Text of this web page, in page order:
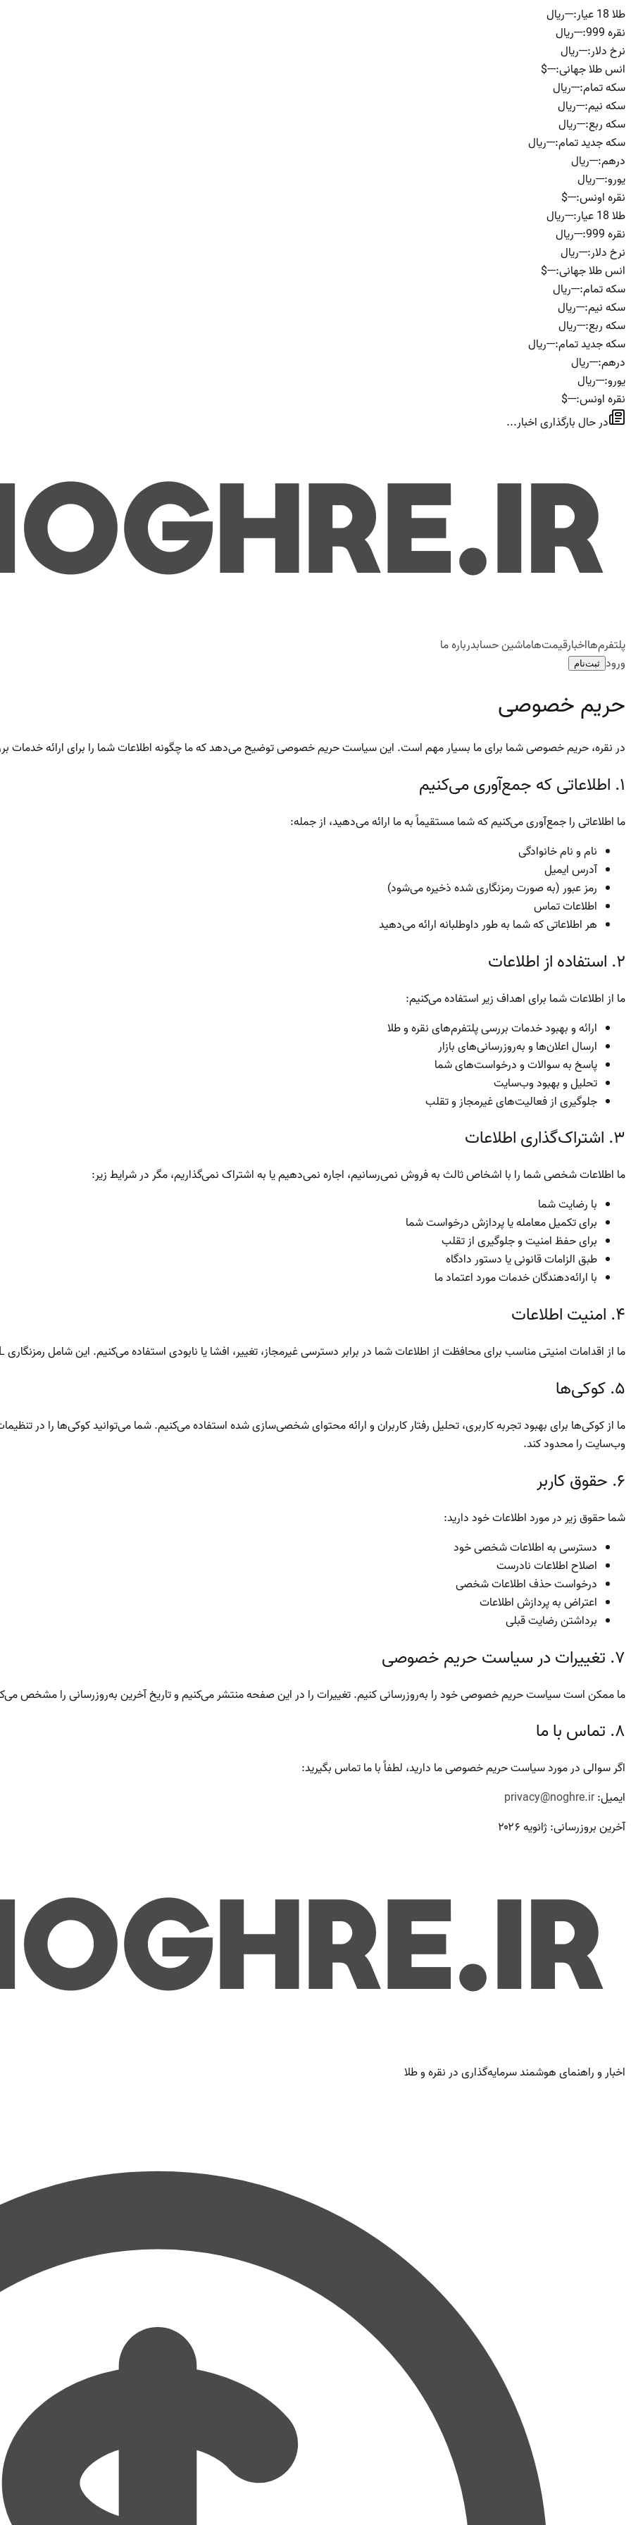
طلا 18 عیار :
---ریال
نقره 999
:
---ریال
نرخ دلار:
---ریال
انس طلا جهانی:
---
$
سکه تمام:
---ریال
سکه نیم:
---ریال
سکه ربع:
---ریال
سکه جدید تمام:
---ریال
درهم:
---ریال
یورو:
---ریال
نقره اونس:
---
$
طلا 18 عیار
:
---ریال
نقره 999
:
---ریال
نرخ دلار:
---ریال
انس طلا جهانی:
---
$
سکه تمام:
---ریال
سکه نیم:
---ریال
سکه ربع:
---ریال
سکه جدید تمام:
---ریال
درهم:
---ریال
یورو:
---ریال
نقره اونس:
---
$
در حال بارگذاری اخبار...
پلتفرم‌هااخبارقیمت‌هاماشین حسابدرباره ما
ورود ثبت‌نام
حریم خصوصی
در نقره، حریم خصوصی شما برای ما بسیار مهم است. این سیاست حریم خصوصی توضیح می‌دهد که ما چگونه اطلاعات شما را برای ارائه خدمات
۱. اطلاعاتی که جمع‌آوری می‌کنیم
ما اطلاعاتی را جمع‌آوری می‌کنیم که شما مستقیماً به ما ارائه می‌دهید، از جمله:
نام و نام خانوادگی
آدرس ایمیل
رمز عبور (به صورت رمزنگاری شده ذخیره می‌شود)
اطلاعات تماس
هر اطلاعاتی که شما به طور داوطلبانه ارائه می‌دهید
۲. استفاده از اطلاعات
ما از اطلاعات شما برای اهداف زیر استفاده می‌کنیم:
ارائه و بهبود خدمات بررسی پلتفرم‌های نقره و طلا
ارسال اعلان‌ها و به‌روزرسانی‌های بازار
پاسخ به سوالات و درخواست‌های شما
تحلیل و بهبود وب‌سایت
جلوگیری از فعالیت‌های غیرمجاز و تقلب
۳. اشتراک‌گذاری اطلاعات
ما اطلاعات شخصی شما را با اشخاص ثالث به فروش نمی‌رسانیم، اجاره نمی‌دهیم یا به اشتراک نمی‌گذاریم، مگر در شرایط زیر:
با رضایت شما
برای تکمیل معامله یا پردازش درخواست شما
برای حفظ امنیت و جلوگیری از تقلب
طبق الزامات قانونی یا دستور دادگاه
با ارائه‌دهندگان خدمات مورد اعتماد ما
۴. امنیت اطلاعات
ما از اقدامات امنیتی مناسب برای محافظت از اطلاعات شما در برابر دسترسی غیرمجاز، تغییر، افشا یا نابودی استفاده می‌کنیم. این شامل رمزنگاری SSL و سایر تکنولوژی‌های امنیتی است.
۵. کوکی‌ها
ما از کوکی‌ها برای بهبود تجربه کاربری، تحلیل رفتار کاربران و ارائه محتوای شخصی‌سازی شده استفاده می‌کنیم. شما می‌توانید کوکی‌ها را در
وب‌سایت را محدود کند.
۶. حقوق کاربر
شما حقوق زیر در مورد اطلاعات خود دارید:
دسترسی به اطلاعات شخصی خود
اصلاح اطلاعات نادرست
درخواست حذف اطلاعات شخصی
اعتراض به پردازش اطلاعات
برداشتن رضایت قبلی
۷. تغییرات در سیاست حریم خصوصی
ما ممکن است سیاست حریم خصوصی خود را به‌روزرسانی کنیم. تغییرات را در این صفحه منتشر می‌کنیم و تاریخ آخرین به‌روزرسانی را مشخص
۸. تماس با ما
اگر سوالی در مورد سیاست حریم خصوصی ما دارید، لطفاً با ما تماس بگیرید:
ایمیل:privacy@noghre.ir
آخرین بروزرسانی: ژانویه ۲۰۲۶
اخبار و راهنمای هوشمند سرمایه‌گذاری در نقره و طلا